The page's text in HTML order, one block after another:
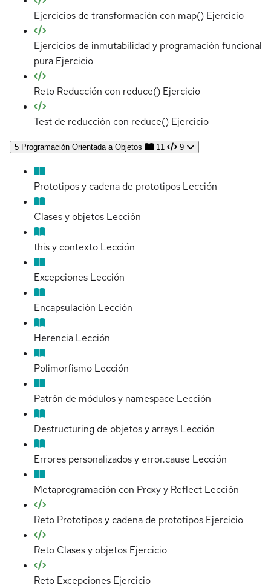
Ejercicios de transformación con map() Ejercicio
Ejercicios de inmutabilidad y programación funcional
pura Ejercicio
Reto Reducción con reduce() Ejercicio
Test de reducción con reduce() Ejercicio
5 Programación Orientada a Objetos 11 9
Prototipos y cadena de prototipos Lección
Clases y objetos Lección
this y contexto Lección
Excepciones Lección
Encapsulación Lección
Herencia Lección
Polimorfismo Lección
Patrón de módulos y namespace Lección
Destructuring de objetos y arrays Lección
Errores personalizados y error.cause Lección
Metaprogramación con Proxy y Reflect Lección
Reto Prototipos y cadena de prototipos Ejercicio
Reto Clases y objetos Ejercicio
Reto Excepciones Ejercicio